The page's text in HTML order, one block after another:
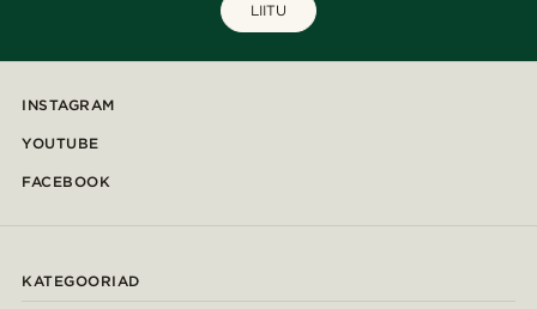
LIITU
INSTAGRAM
YOUTUBE
FACEBOOK
KATEGOORIAD